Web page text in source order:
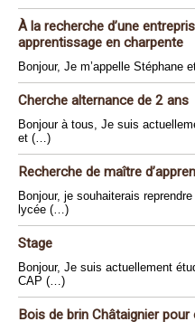
À la recherche d’une
apprentissage en charpente
Bonjour, Je m’appelle
Cherche alternance de 2 ans
Bonjour à tous, Je suis
et (…)
Recherche de maître
Bonjour, je souhaiterais
lycée (…)
Stage
Bonjour, Je suis actuellement
CAP (…)
Bois de brin Châtaignier